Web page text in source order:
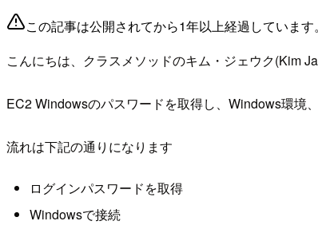
この記事は公開されてから1年以上経過していま
こんにちは、クラスメソッドのキム・ジェウク(Kim
EC2 Windowsのパスワードを取得し、Windows環境
流れは下記の通りになります
ログインパスワードを取得
Windowsで接続